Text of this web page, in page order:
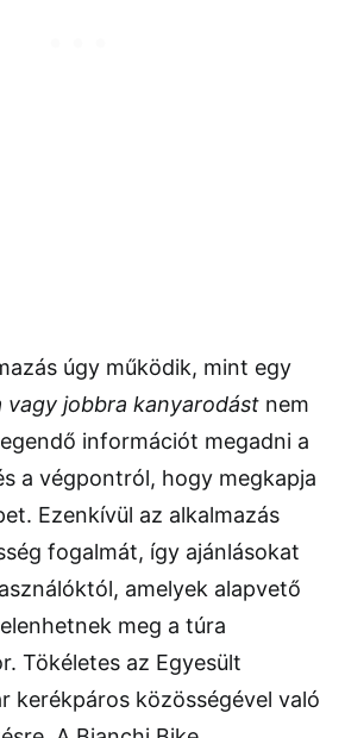
úgy működik, mint egy
vagy jobbra kanyarodást nem
információt megadni a
a végpontról, hogy megkapja
Ezenkívül az alkalmazás
fogalmát, így ajánlásokat
amelyek alapvető
meg a túra
Tökéletes az Egyesült
kerékpáros közösségével való